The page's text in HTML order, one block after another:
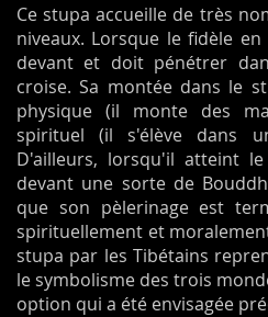
Ce stupa accueille de très
niveaux. Lorsque le fidèle
devant et doit pénétrer
croise. Sa montée dans le
physique (il monte des
spirituel (il s'élève dans
D'ailleurs, lorsqu'il atteint
devant une sorte de
que son pèlerinage est
spirituellement et
stupa par les Tibétains
le symbolisme des trois
option qui a été envisagée